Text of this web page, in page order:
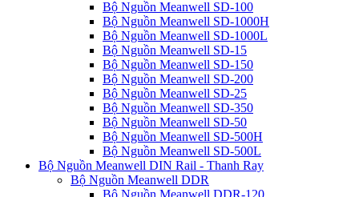
Bộ Nguồn Meanwell SD-100
Bộ Nguồn Meanwell SD-1000H
Bộ Nguồn Meanwell SD-1000L
Bộ Nguồn Meanwell SD-15
Bộ Nguồn Meanwell SD-150
Bộ Nguồn Meanwell SD-200
Bộ Nguồn Meanwell SD-25
Bộ Nguồn Meanwell SD-350
Bộ Nguồn Meanwell SD-50
Bộ Nguồn Meanwell SD-500H
Bộ Nguồn Meanwell SD-500L
Bộ Nguồn Meanwell DIN Rail - Thanh Ray
Bộ Nguồn Meanwell DDR
Bộ Nguồn Meanwell DDR-120